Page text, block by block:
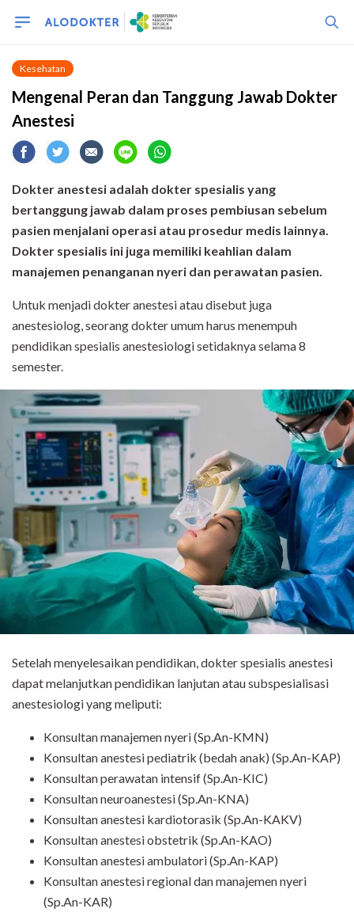
Kesehatan
Mengenal Peran dan Tanggung Jawab Dokter
Anestesi
Dokter anestesi adalah dokter spesialis yang
bertanggung jawab dalam proses pembiusan sebelum
pasien menjalani operasi atau prosedur medis lainnya.
Dokter spesialis ini juga memiliki keahlian dalam
manajemen penanganan nyeri dan perawatan pasien.
Untuk menjadi dokter anestesi atau disebut juga
anestesiolog, seorang dokter umum harus menempuh
pendidikan spesialis anestesiologi setidaknya selama 8
semester.
Setelah menyelesaikan pendidikan, dokter spesialis anestesi
dapat melanjutkan pendidikan lanjutan atau subspesialisasi
anestesiologi yang meliputi:
Konsultan manajemen nyeri (Sp.An-KMN)
Konsultan anestesi pediatrik (bedah anak) (Sp.An-KAP)
Konsultan perawatan intensif (Sp.An-KIC)
Konsultan neuroanestesi (Sp.An-KNA)
Konsultan anestesi kardiotorasik (Sp.An-KAKV)
Konsultan anestesi obstetrik (Sp.An-KAO)
Konsultan anestesi ambulatori (Sp.An-KAP)
Konsultan anestesi regional dan manajemen nyeri
(Sp.An-KAR)